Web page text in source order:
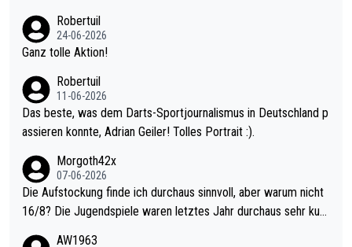
mal 40+ erst recht. Da gewinnst keinen Blumentopf - ist ja noc
h krasser wie ein Pokalspiel eines Kreisligisten vs einem Bund
Robertuil
24-06-2026
Ganz tolle Aktion!
Robertuil
11-06-2026
Das beste, was dem Darts-Sportjournalismus in Deutschland p
assieren konnte, Adrian Geiler! Tolles Portrait :).
Morgoth42x
07-06-2026
Die Aufstockung finde ich durchaus sinnvoll, aber warum nicht
16/8? Die Jugendspiele waren letztes Jahr durchaus sehr kurz
AW1963